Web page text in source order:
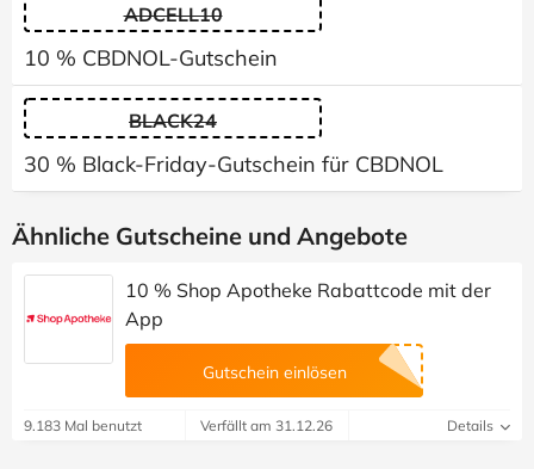
ADCELL10
10 % CBDNOL-Gutschein
BLACK24
30 % Black-Friday-Gutschein für CBDNOL
Ähnliche Gutscheine und Angebote
10 % Shop Apotheke Rabattcode mit der
App
Gutschein einlösen
9.183 Mal benutzt Verfällt am 31.12.26 Details